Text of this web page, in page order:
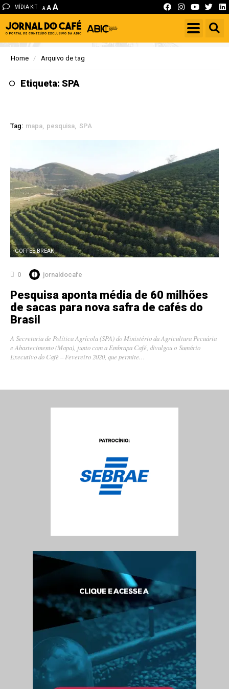
MÍDIA KIT A A A
Home Arquivo de tag
Etiqueta: SPA
Tag: mapa pesquisa SPA
COFFEE BREAK
0 jornaldocafe
Pesquisa aponta média de 60 milhões
de sacas para nova safra de cafés do
Brasil
A Secretaria de Política Agrícola (SPA) do Ministério da Agricultura Pecuária
e Abastecimento (Mapa), junto com a Embrapa Café, divulgou o Sumário
Executivo do Café – Fevereiro 2020, que permite…